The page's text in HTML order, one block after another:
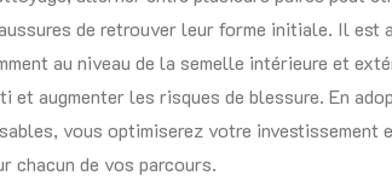
de retrouver leur forme initiale. Il est
au niveau de la semelle intérieure et
et augmenter les risques de blessure. En
vous optimiserez votre investissement
chacun de vos parcours.